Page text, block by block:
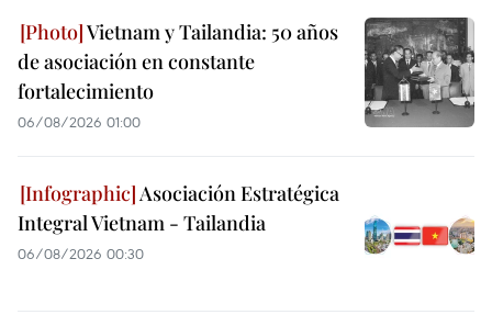
Vietnam y Tailandia: 50 años
de asociación en constante
fortalecimiento
06/08/2026 01:00
Asociación Estratégica
Integral Vietnam - Tailandia
06/08/2026 00:30